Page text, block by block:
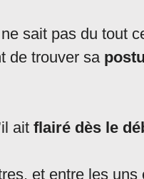
sait pas du tout
de trouver sa
ait flairé dès le
et entre les